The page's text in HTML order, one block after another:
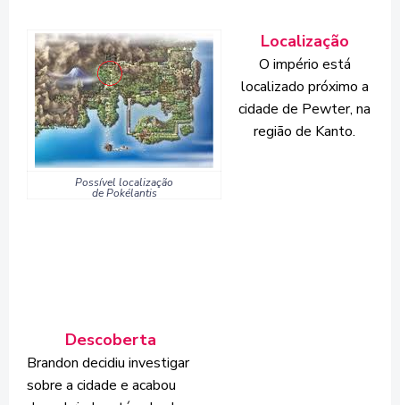
Possível localização
de Pokélantis
Localização
O império está
localizado próximo a
cidade de Pewter, na
região de Kanto.
Descoberta
Brandon decidiu investigar
sobre a cidade e acabou